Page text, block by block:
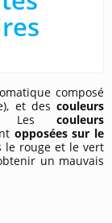
composé
et des couleurs
Les couleurs
opposées sur le
le rouge et le vert
un mauvais